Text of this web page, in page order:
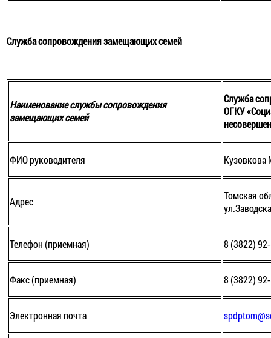
Служба сопровождения замещающих семей
Наименование службы сопровождения
замещающих семей
Служба
ОГКУ
ФИО руководителя Кузовкова
Адрес
Томская
Телефон (приемная) 8 (3822)
Факс (приемная) 8 (3822)
Электронная почта